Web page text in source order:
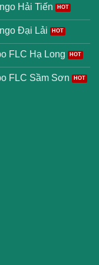
Hải Tiến
Đại Lải
FLC Hạ Long
FLC Sầm Sơn